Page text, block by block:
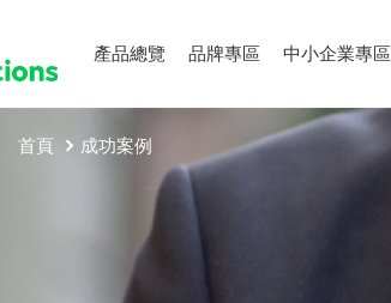
產品總覽 品牌專區 中小企業專區
首頁 成功案例